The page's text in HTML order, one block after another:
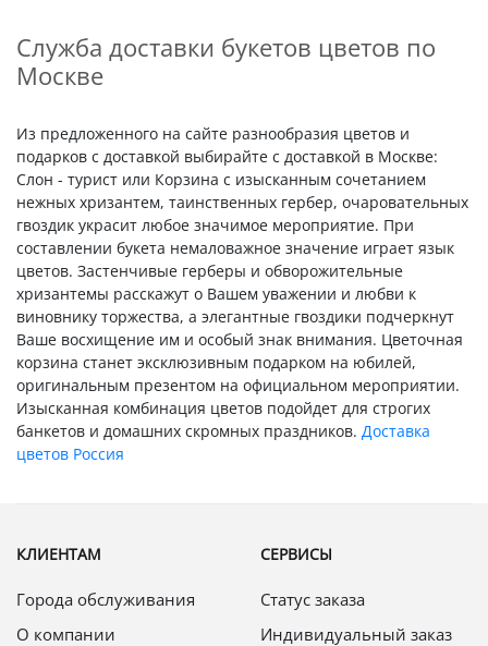
Служба доставки букетов цветов по
Москве
Из предложенного на сайте разнообразия цветов и
подарков с доставкой выбирайте с доставкой в Москве:
Слон - турист или Корзина с изысканным сочетанием
нежных хризантем, таинственных гербер, очаровательных
гвоздик украсит любое значимое мероприятие. При
составлении букета немаловажное значение играет язык
цветов. Застенчивые герберы и обворожительные
хризантемы расскажут о Вашем уважении и любви к
виновнику торжества, а элегантные гвоздики подчеркнут
Ваше восхищение им и особый знак внимания. Цветочная
корзина станет эксклюзивным подарком на юбилей,
оригинальным презентом на официальном мероприятии.
Изысканная комбинация цветов подойдет для строгих
банкетов и домашних скромных праздников. Доставка
цветов Россия
КЛИЕНТАМ
Города обслуживания
О компании
СЕРВИСЫ
Статус заказа
Индивидуальный заказ